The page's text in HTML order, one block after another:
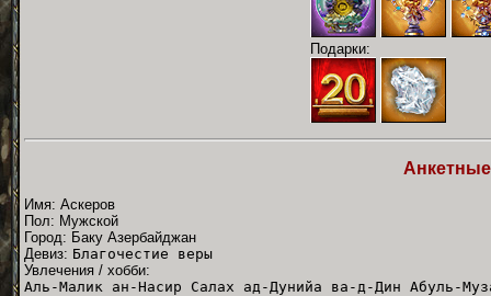
Подарки:
Имя: Аскеров
Пол: Мужской
Город: Баку Азербайджан
Девиз: Благочестие веры
Увлечения / хобби:
Аль-Малик ан-Насир Салах ад-Дунийа ва-д-Дин Абуль-